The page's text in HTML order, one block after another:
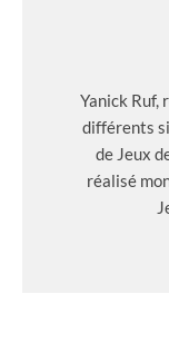
Yanick Ruf,
différents
de Jeux
réalisé